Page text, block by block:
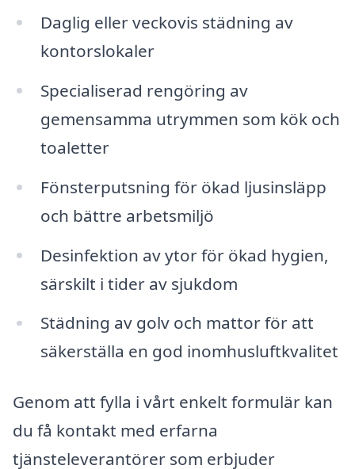
Daglig eller veckovis städning av
kontorslokaler
Specialiserad rengöring av
gemensamma utrymmen som kök och
toaletter
Fönsterputsning för ökad ljusinsläpp
och bättre arbetsmiljö
Desinfektion av ytor för ökad hygien,
särskilt i tider av sjukdom
Städning av golv och mattor för att
säkerställa en god inomhusluftkvalitet
Genom att fylla i vårt enkelt formulär kan
du få kontakt med erfarna
tjänsteleverantörer som erbjuder